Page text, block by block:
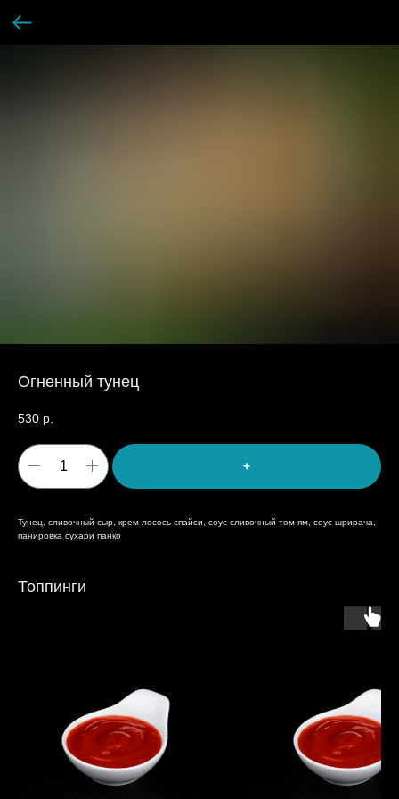
Огненный тунец
530 р.
+
Тунец, сливочный сыр, крем-лосось спайси, соус сливочный том ям, соус шрирача,
панировка сухари панко
Топпинги